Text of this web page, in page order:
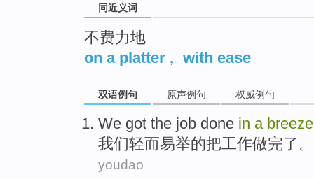
同近义词
不费力地
on a platter , with ease
双语例句 原声例句 权威例句
We got the job done in a breeze
我们轻而易举的把工作做完了 。
youdao